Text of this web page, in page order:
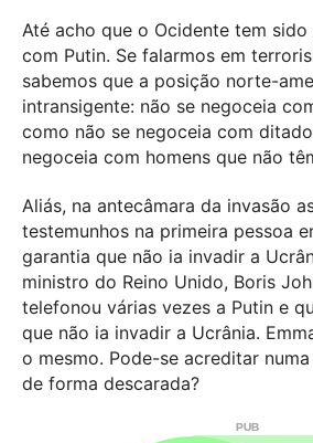
Até acho que o Ocidente tem
com Putin. Se falarmos em
sabemos que a posição norte-
intransigente: não se negoceia
como não se negoceia com
negoceia com homens que não
Aliás, na antecâmara da invasão
testemunhos na primeira pessoa
garantia que não ia invadir a
ministro do Reino Unido, Boris
telefonou várias vezes a Putin e
que não ia invadir a Ucrânia.
o mesmo. Pode-se acreditar
de forma descarada?